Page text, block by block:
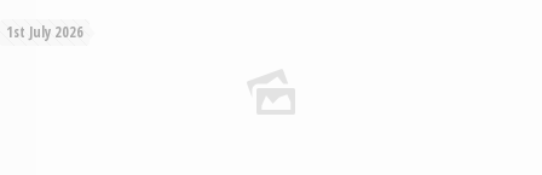
1st July 2026